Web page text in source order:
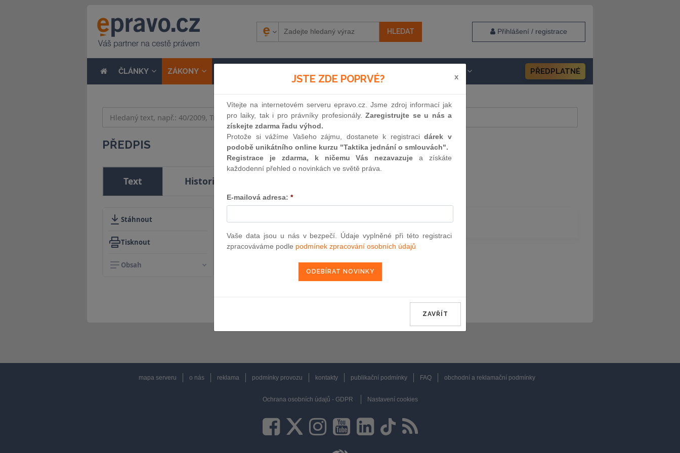
Přihlášení / registrace
ČLÁNKY ZÁKONY AKTUÁLNĚ PŘEDPLATNÉ
PŘEDPIS
Text Historie
Stáhnout
Tisknout
Obsah
Znění
mapa serveru o nás reklama podmínky provozu kontakty publikační podmínky FAQ obchodní a reklamační podmínky
Ochrana osobních údajů - GDPR Nastavení cookies
JSTE ZDE POPRVÉ? x
Vítejte na internetovém serveru epravo.cz. Jsme zdroj informací jak
pro laiky, tak i pro právníky profesionály.Zaregistrujte se u nás a
získejte zdarma řadu výhod.
Protože si vážíme Vašeho zájmu, dostanete k registracidárek v
podobě unikátního online kurzu "Taktika jednání o smlouvách".
Registrace je zdarma, k ničemu Vás nezavazuje a získáte
každodenní přehled o novinkách ve světě práva.
E-mailová adresa: *
Vaše data jsou u nás v bezpečí. Údaje vyplněné při této registraci
zpracováváme podle podmínek zpracování osobních údajů
ZAVŘÍT